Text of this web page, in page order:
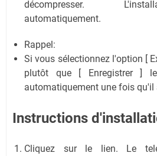
décompresser.
automatiquement.
Rappel:
Si vous sélectionnez l'option [
plutôt que [ Enregistrer ]
automatiquement une fois qu'il
Instructions
Cliquez sur le lien. Le